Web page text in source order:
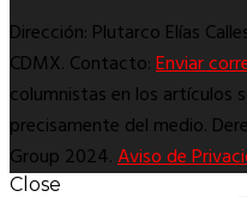
Dirección: Plutarco Elías
CDMX. Contacto:Enviar
columnistas en los artículos
precisamente del medio.
Group 2024.Aviso de
Close